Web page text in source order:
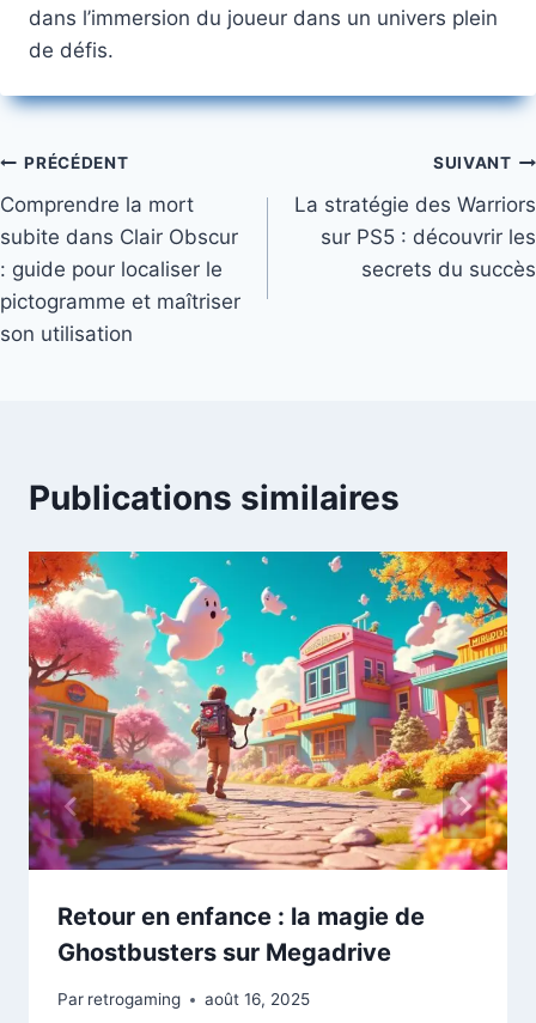
dans l’immersion du joueur dans un univers plein
de défis.
Navigation
de
l’article
PRÉCÉDENT
Comprendre la mort
subite dans Clair Obscur
: guide pour localiser le
pictogramme et maîtriser
son utilisation
SUIVANT
La stratégie des Warriors
sur PS5 : découvrir les
secrets du succès
Publications similaires
Retour en enfance : la magie de
Ghostbusters sur Megadrive
Par retrogaming août 16, 2025